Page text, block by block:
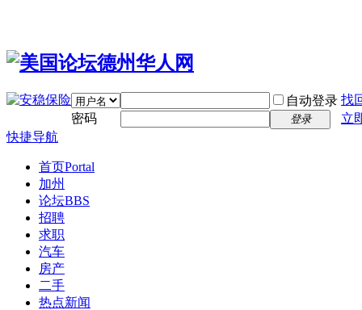
自动登录 找
密码
登录
立
快捷导航
首页Portal
加州
论坛BBS
招聘
求职
汽车
房产
二手
热点新闻